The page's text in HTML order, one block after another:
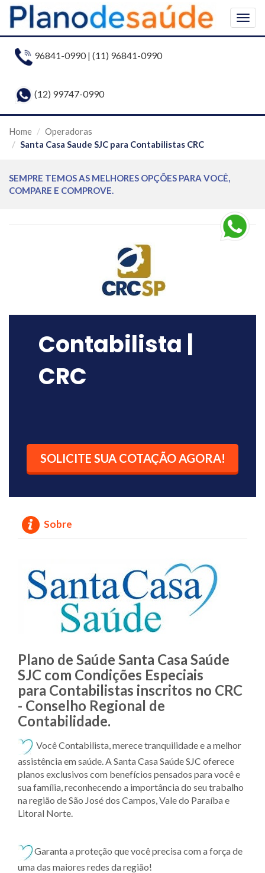
96841-0990| (11) 96841-0990
(12) 99747-0990
Home
Operadoras
Santa Casa Saude SJC para Contabilistas CRC
SEMPRE TEMOS AS MELHORES OPÇÕES PARA VOCÊ,
COMPARE E COMPROVE.
Contabilista |
CRC
SOLICITE SUA COTAÇÃO AGORA!
Sobre
Plano de Saúde Santa Casa Saúde
SJC com Condições Especiais
para Contabilistas inscritos no CRC
- Conselho Regional de
Contabilidade.
Você Contabilista, merece tranquilidade e a melhor
assistência em saúde. A Santa Casa Saúde SJC oferece
planos exclusivos com benefícios pensados para você e
sua família, reconhecendo a importância do seu trabalho
na região de São José dos Campos, Vale do Paraíba e
Litoral Norte.
Garanta a proteção que você precisa com a força de
uma das maiores redes da região!